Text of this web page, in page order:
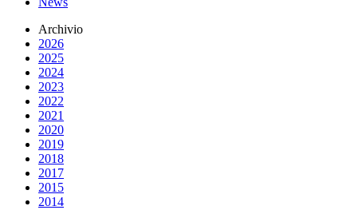
Archivio
2026
2025
2024
2023
2022
2021
2020
2019
2018
2017
2015
2014